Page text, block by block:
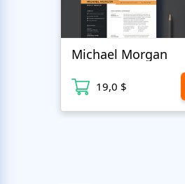
Michael Morgan
19,0 $